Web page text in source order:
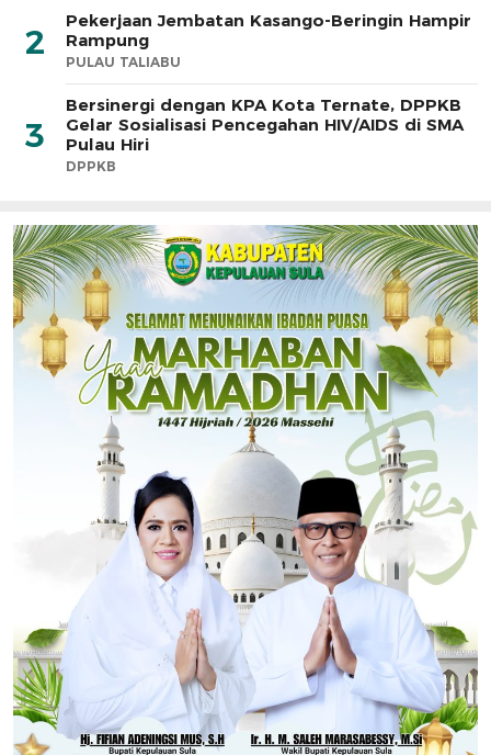
2
Pekerjaan Jembatan Kasango-Beringin Hampir
Rampung
PULAU TALIABU
3
Bersinergi dengan KPA Kota Ternate, DPPKB
Gelar Sosialisasi Pencegahan HIV/AIDS di SMA
Pulau Hiri
DPPKB